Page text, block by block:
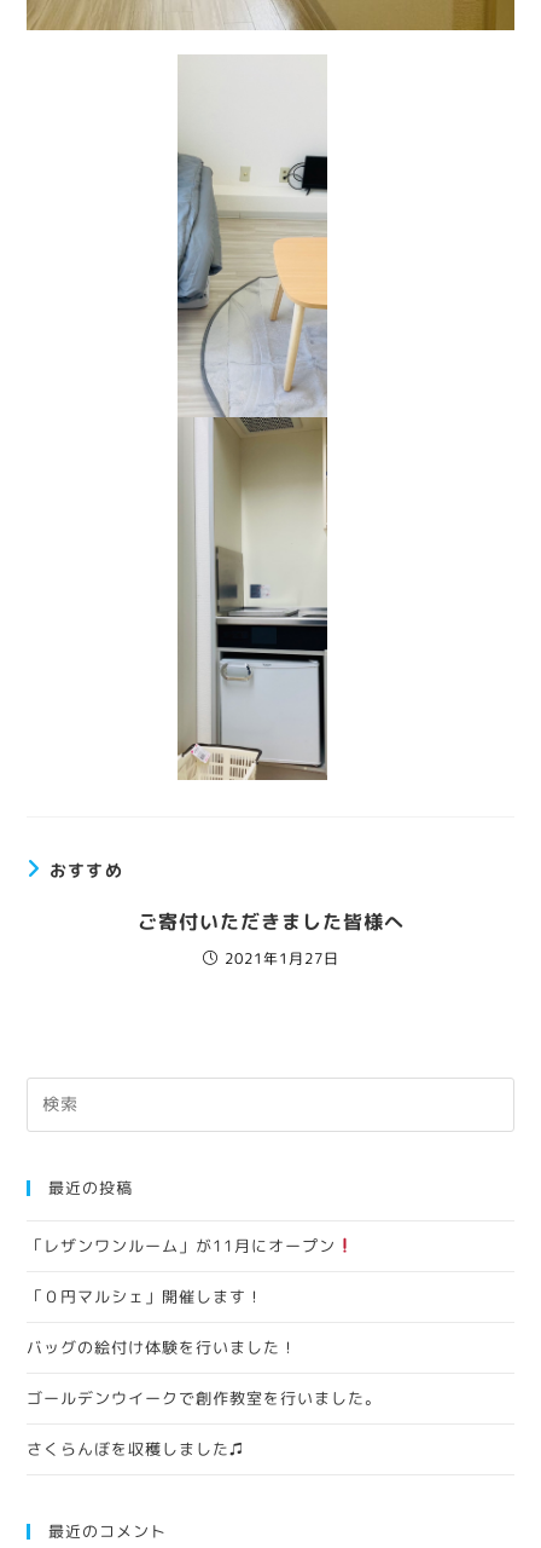
おすすめ
ご寄付いただきました皆様へ
2021年1月27日
最近の投稿
「レザンワンルーム」が11月にオープン
「０円マルシェ」開催します！
バッグの絵付け体験を行いました！
ゴールデンウイークで創作教室を行いました。
さくらんぼを収穫しました♫
最近のコメント